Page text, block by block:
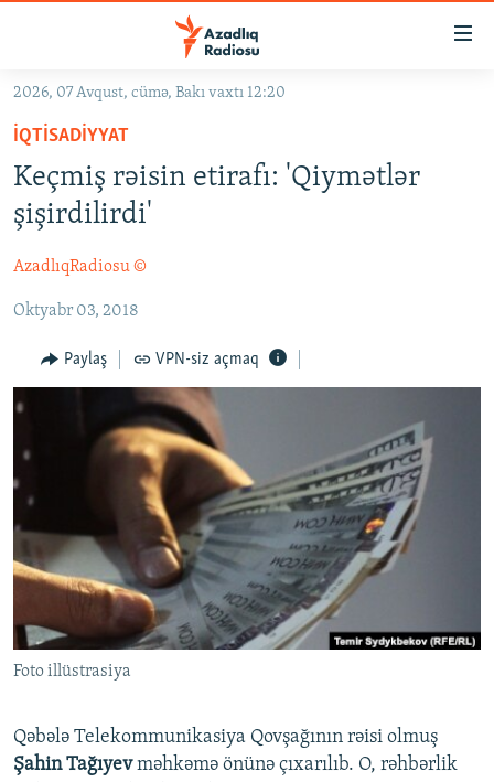
Əsas
qayıt
Əsas
naviqasiyaya
qayıt
Axtarışa
GÜNDƏM
KORRUPSIOMETR
#ƏSLINDƏ
FƏRQƏ BAX
QANUNI DOĞRU
ARAŞDIRMA
KARIKATURA
RADIO ARXIV
AZƏRBAYCAN ƏDƏBIYYATI KITABXANASI
İSLAM VƏ DEMOKRATIYA
İZ - MƏDƏNIYYƏT PROQRAMI
PEŞƏ ETIKASI VƏ JURNALISTIKA STANDARTLARIMIZ
MATERIALLARIMIZDAN ISTIFADƏ
AZADLIQRADIOSU MOBIL TELEFONUNUZDA
BIZIMLƏ ƏLAQƏ
BIZI IZLƏ
RFE/RL-in bütün saytları
2026, 07 Avqust, cümə, Bakı vaxtı 12:20
İQTISADIYYAT
Keçmiş rəisin etirafı: 'Qiymətlər
şişirdilirdi'
AzadlıqRadiosu ©
Oktyabr 03, 2018
Paylaş VPN-siz açmaq
Foto illüstrasiya
Qəbələ Telekommunikasiya Qovşağının rəisi olmuş
Şahin Tağıyevməhkəmə önünə çıxarılıb. O, rəhbərlik